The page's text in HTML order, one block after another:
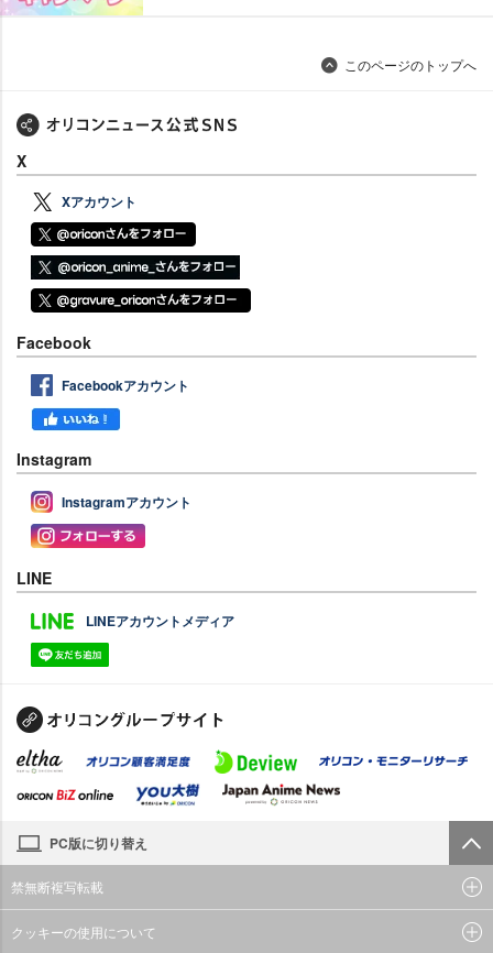
このページのトップへ
X
Xアカウント
Facebook
Facebookアカウント
Instagram
Instagramアカウント
LINE
LINEアカウントメディア
PC版に切り替え
禁無断複写転載
クッキーの使用について